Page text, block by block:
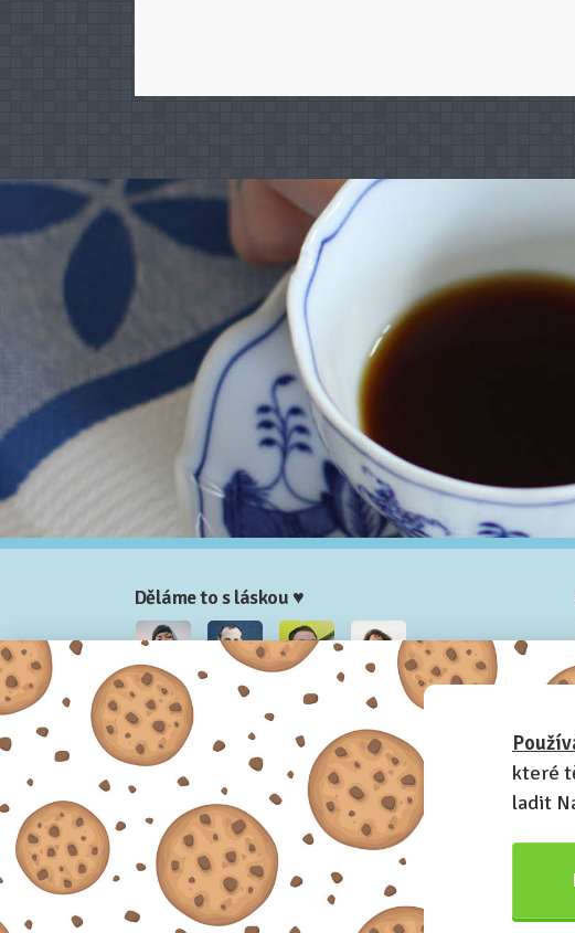
Děláme to s láskou ♥
Nela Josef Honza
Partneři
které
ladit